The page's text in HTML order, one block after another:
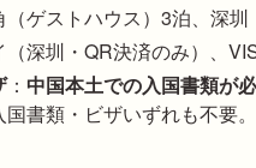
（ゲストハウス）3泊、深
（深圳・QR決済のみ）、
： 中国本土での入国書類が
書類・ビザいずれも不要。